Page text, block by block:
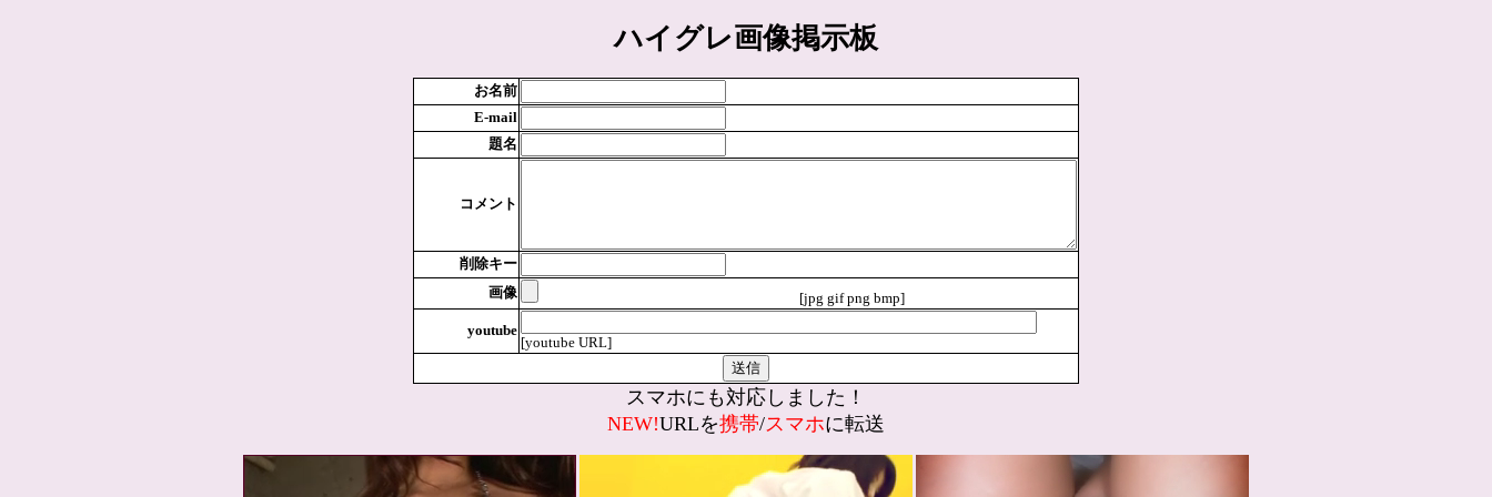
ハイグレ画像掲示板
お名前
E-mail
題名
コメント
削除キー
画像
[jpg gif png bmp]
youtube
[youtube URL]
スマホにも対応しました！
NEW!URLを携帯/スマホに転送